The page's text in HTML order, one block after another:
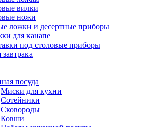
вилки
ножи
ложки и десертные приборы
для канапе
под столовые приборы
посуда
Миски для кухни
Сотейники
Сковороды
Ковши